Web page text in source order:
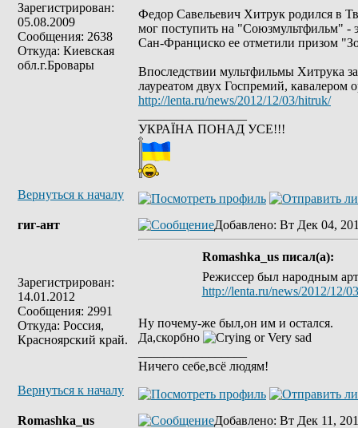
Зарегистрирован:
05.08.2009
Сообщения: 2638
Откуда: Киевская
обл.г.Бровары
Федор Савельевич Хитрук родился в
мог поступить на "Союзмультфильм" -
Сан-Франциско ее отметили призом
Впоследствии мультфильмы Хитрука
лауреатом двух Госпремий,
http://lenta.ru/news/2012/12/03/hitruk/
УКРАЇНА ПОНАД УСЕ!!!
Вернуться к началу
гиг-ант
Зарегистрирован:
14.01.2012
Сообщения: 2991
Откуда: Россия,
Красноярский край.
Добавлено: Вт Дек 04,
Romashka_us писал(а):
Режиссер был народным
http://lenta.ru/news/2012/12/
Ну почему-же был,он им и остался.
Да,скорбно
Ничего себе,всё людям!
Вернуться к началу
Romashka_us Добавлено: Вт Дек 11,